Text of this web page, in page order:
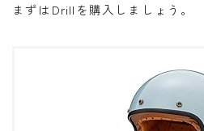
まずはDrillを購入しましょう。